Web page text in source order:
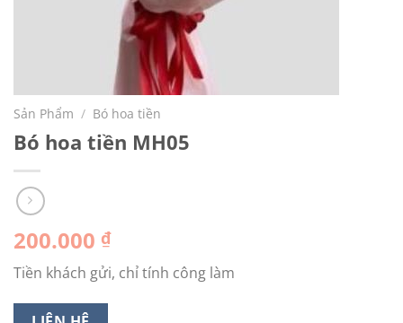
Sản Phẩm / Bó hoa tiền
Bó hoa tiền MH05
200.000 ₫
Tiền khách gửi, chỉ tính công làm